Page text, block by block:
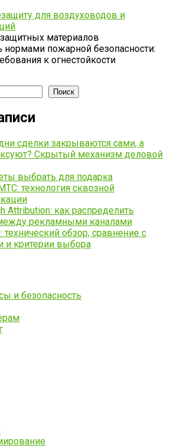
для воздуховодов и
материалов
нормами пожарной безопасности:
к огнестойкости
Поиск
сделки закрываются сами, а
Скрытый механизм деловой
выбрать для подарка
технология сквозной
Attribution: как распределить
рекламными каналами
технический обзор, сравнение с
и критерии выбора
и безопасность